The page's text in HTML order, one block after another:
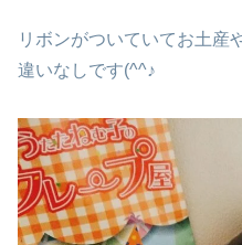
リボンがついていてお土産
違いなしです(^^♪